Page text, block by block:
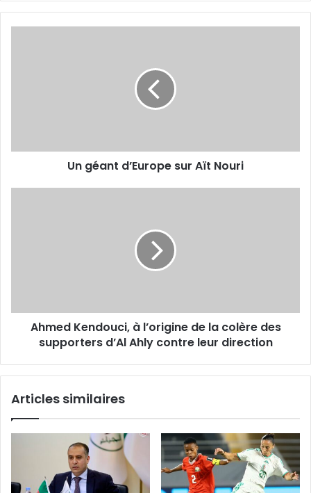
Un géant d’Europe sur Aït Nouri
supporters
Ahmed Kendouci, à l’origine de la colère des
supporters d’Al Ahly contre leur direction
Articles similaires